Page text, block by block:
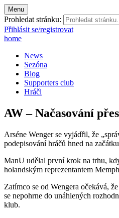
Menu
Prohledat stránku:
Přihlásit se/registrovat
home
News
Sezóna
Blog
Supporters club
Hráči
AW – Načasování
Arséne Wenger se vyjádřil, že
podepisování hráčů hned na
ManU udělal první krok na trhu,
holandským reprezentantem
Zatímco se od Wengera očekává,
se nepohrne do unáhlených
klub.